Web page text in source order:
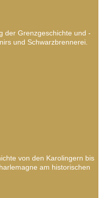
der Grenzgeschichte und -
und Schwarzbrennerei.
von den Karolingern bis
am historischen